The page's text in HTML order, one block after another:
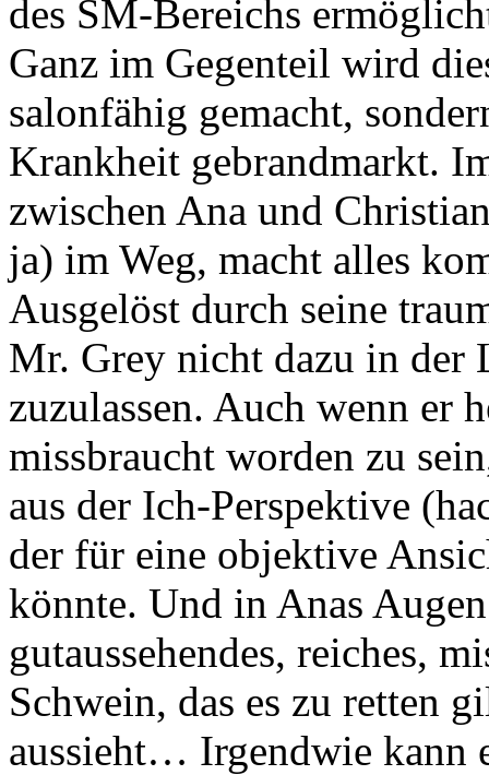
des SM-Bereichs
Ganz im Gegenteil wird
salonfähig gemacht,
Krankheit gebrandmarkt.
zwischen Ana und
ja) im Weg, macht alles
Ausgelöst durch seine
Mr. Grey nicht dazu in der
zuzulassen. Auch wenn er
missbraucht worden zu
aus der Ich-Perspektive
der für eine objektive
könnte. Und in Anas
gutaussehendes, reiches,
Schwein, das es zu retten
aussieht… Irgendwie kann